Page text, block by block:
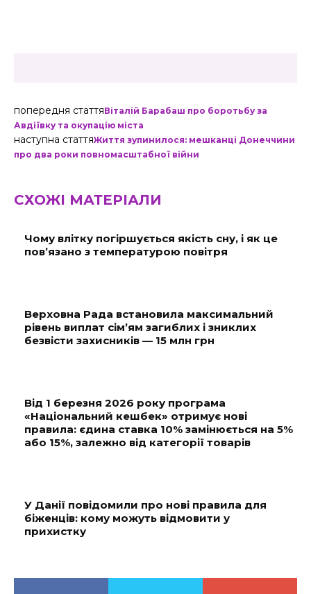
попередня статтяВіталій Барабаш про боротьбу за
Авдіївку та окупацію міста
наступна статтяЖиття зупинилося: мешканці Донеччини
про два роки повномасштабної війни
СХОЖІ МАТЕРІАЛИ
Чому влітку погіршується якість сну, і як це
пов’язано з температурою повітря
Верховна Рада встановила максимальний
рівень виплат сім’ям загиблих і зниклих
безвісти захисників — 15 млн грн
Від 1 березня 2026 року програма
«Національний кешбек» отримує нові
правила: єдина ставка 10% замінюється на 5%
або 15%, залежно від категорії товарів
У Данії повідомили про нові правила для
біженців: кому можуть відмовити у
прихистку